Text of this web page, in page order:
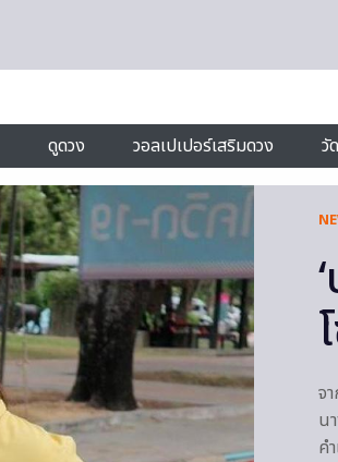
ดูดวง วอลเปเปอร์เสริมดวง วั
จ
น
ค